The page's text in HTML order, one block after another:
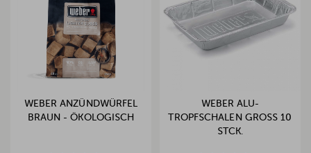
WEBER ANZÜNDWÜRFEL
BRAUN - ÖKOLOGISCH
WEBER ALU-
TROPFSCHALEN GROSS 10 S
TCK.